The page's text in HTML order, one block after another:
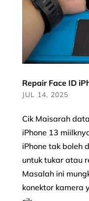
Repair Face ID
JUL 14, 2025
Cik Maisarah
iPhone 13
iPhone tak boleh
untuk tukar atau
Masalah ini
konektor kamera